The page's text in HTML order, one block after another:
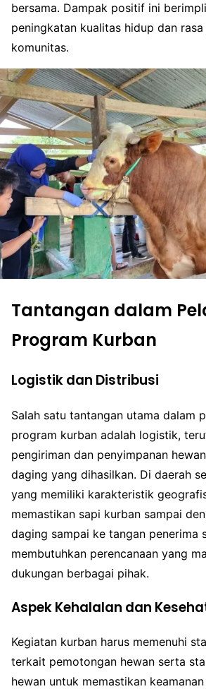
bersama. Dampak positif ini
peningkatan kualitas hidup dan
komunitas.
Tantangan dalam
Program Kurban
Logistik dan Distribusi
Salah satu tantangan utama dalam
program kurban adalah logistik,
pengiriman dan penyimpanan
daging yang dihasilkan. Di daerah
yang memiliki karakteristik
memastikan sapi kurban sampai
daging sampai ke tangan penerima
membutuhkan perencanaan yang
dukungan berbagai pihak.
Aspek Kehalalan dan
Kegiatan kurban harus memenuhi
terkait pemotongan hewan serta
hewan untuk memastikan